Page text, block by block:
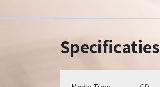
Specificaties